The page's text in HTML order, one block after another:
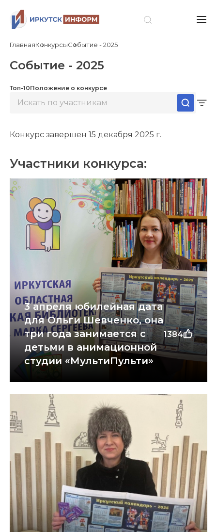
ГлавнаяКонкурсыСобытие - 2025
Событие - 2025
Топ-10Положение о конкурсе
Конкурс завершен 15 декабря 2025 г.
Участники конкурса:
3 апреля юбилейная дата
для Ольги Шевченко, она
три года занимается с
детьми в анимационной
студии «МультиПульти»
1384